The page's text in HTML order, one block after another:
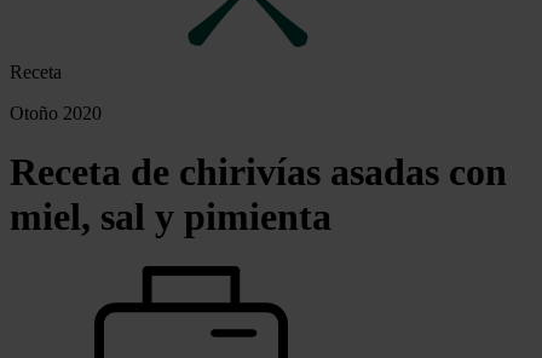
Receta
Otoño 2020
Receta de chirivías asadas con
miel, sal y pimienta